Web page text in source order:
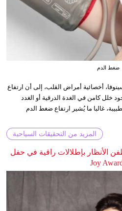
ضغط الدم
أخصائية أمراض القلب، إلى أن ارتفاع
كامن في الغدة الدرقية أو الغدد
غالبا ما يُشير ارتفاع ضغط الدم
المزيد من التحقيقات السياحية
الأنظار بإطلالات راقية في حفل
Joy